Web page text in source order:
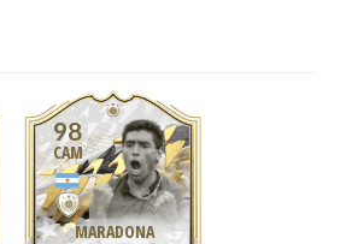
98
CAM
MARADONA